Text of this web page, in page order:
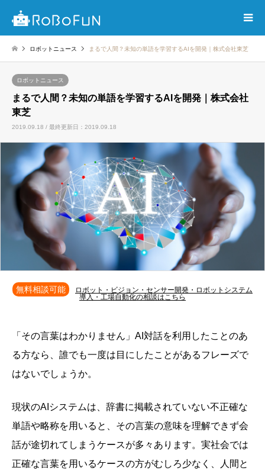
ロボットニュース まるで人間？未知の単語を学習するAIを開発｜株式会社東芝
ロボットニュース
まるで人間？未知の単語を学習するAIを開発｜株式会社
東芝
2019.09.18 / 最終更新日：2019.09.18
無料相談可能
ロボット・ビジョン・センサー開発・ロボットシステム
導入・工場自動化の相談はこちら
「その言葉はわかりません」AI対話を利用したことのあ
る方なら、誰でも一度は目にしたことがあるフレーズで
はないでしょうか。
現状のAIシステムは、辞書に掲載されていない不正確な
単語や略称を用いると、その言葉の意味を理解できず会
話が途切れてしまうケースが多々あります。実社会では
正確な言葉を用いるケースの方がむしろ少なく、人間と